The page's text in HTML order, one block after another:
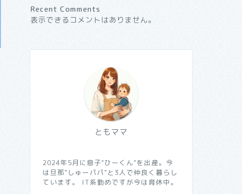
Recent Comments
表示できるコメントはありません。
ともママ
2024年5月に息子"ひーくん"を出産。今
は旦那"しゅーパパ"と3人で仲良く暮らし
ています。 IT系勤めですが今は育休中。